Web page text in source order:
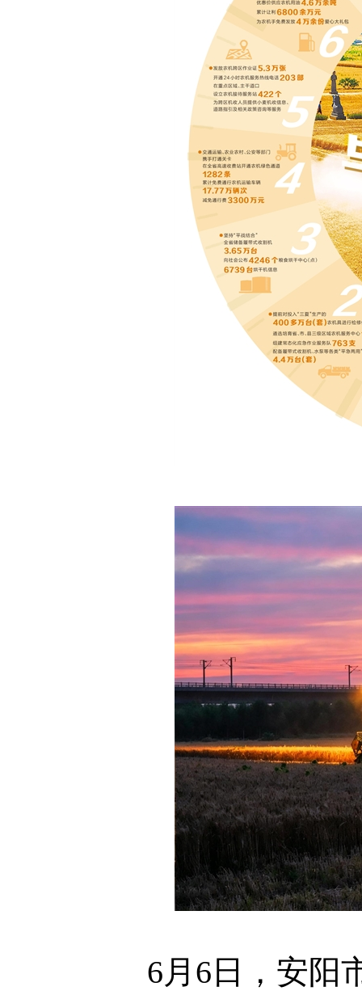
6月6日，安阳市